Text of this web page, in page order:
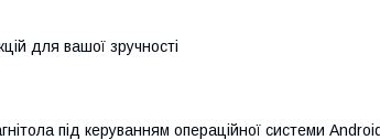
для вашої зручності
під керуванням операційної системи